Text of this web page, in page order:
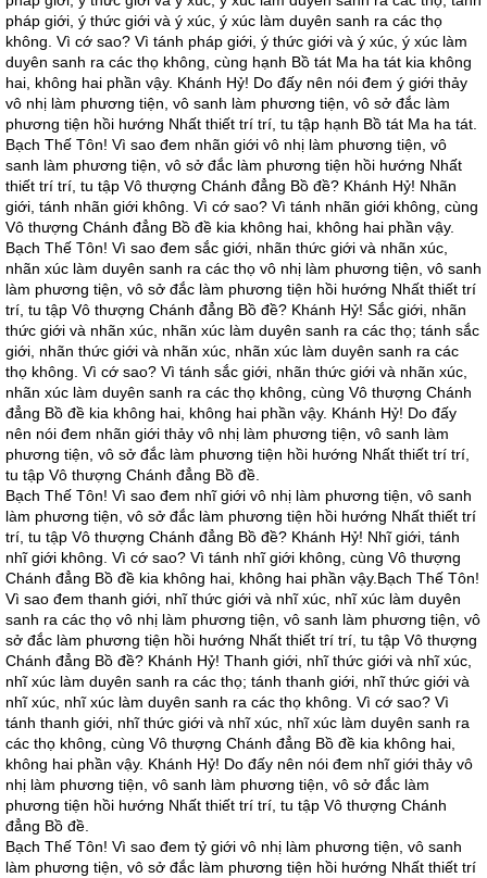
pháp giới, ý thức giới và ý xúc, ý xúc làm duyên sanh ra các thọ
không. Vì cớ sao? Vì tánh pháp giới, ý thức giới và ý xúc, ý xúc làm
duyên sanh ra các thọ không, cùng hạnh Bồ tát Ma ha tát kia không
hai, không hai phần vậy. Khánh Hỷ! Do đấy nên nói đem ý giới thảy
vô nhị làm phương tiện, vô sanh làm phương tiện, vô sở đắc làm
phương tiện hồi hướng Nhất thiết trí trí, tu tập hạnh Bồ tát Ma ha tát.
Bạch Thế Tôn! Vì sao đem nhãn giới vô nhị làm phương tiện, vô
sanh làm phương tiện, vô sở đắc làm phương tiện hồi hướng Nhất
thiết trí trí, tu tập Vô thượng Chánh đẳng Bồ đề? Khánh Hỷ! Nhãn
giới, tánh nhãn giới không. Vì cớ sao? Vì tánh nhãn giới không, cùng
Vô thượng Chánh đẳng Bồ đề kia không hai, không hai phần vậy.
Bạch Thế Tôn! Vì sao đem sắc giới, nhãn thức giới và nhãn xúc,
nhãn xúc làm duyên sanh ra các thọ vô nhị làm phương tiện, vô sanh
làm phương tiện, vô sở đắc làm phương tiện hồi hướng Nhất thiết trí
trí, tu tập Vô thượng Chánh đẳng Bồ đề? Khánh Hỷ! Sắc giới, nhãn
thức giới và nhãn xúc, nhãn xúc làm duyên sanh ra các thọ; tánh sắc
giới, nhãn thức giới và nhãn xúc, nhãn xúc làm duyên sanh ra các
thọ không. Vì cớ sao? Vì tánh sắc giới, nhãn thức giới và nhãn xúc,
nhãn xúc làm duyên sanh ra các thọ không, cùng Vô thượng Chánh
đẳng Bồ đề kia không hai, không hai phần vậy. Khánh Hỷ! Do đấy
nên nói đem nhãn giới thảy vô nhị làm phương tiện, vô sanh làm
phương tiện, vô sở đắc làm phương tiện hồi hướng Nhất thiết trí trí,
tu tập Vô thượng Chánh đẳng Bồ đề.
Bạch Thế Tôn! Vì sao đem nhĩ giới vô nhị làm phương tiện, vô sanh
làm phương tiện, vô sở đắc làm phương tiện hồi hướng Nhất thiết trí
trí, tu tập Vô thượng Chánh đẳng Bồ đề? Khánh Hỷ! Nhĩ giới, tánh
nhĩ giới không. Vì cớ sao? Vì tánh nhĩ giới không, cùng Vô thượng
Chánh đẳng Bồ đề kia không hai, không hai phần vậy.Bạch Thế Tôn!
Vì sao đem thanh giới, nhĩ thức giới và nhĩ xúc, nhĩ xúc làm duyên
sanh ra các thọ vô nhị làm phương tiện, vô sanh làm phương tiện, vô
sở đắc làm phương tiện hồi hướng Nhất thiết trí trí, tu tập Vô thượng
Chánh đẳng Bồ đề? Khánh Hỷ! Thanh giới, nhĩ thức giới và nhĩ xúc,
nhĩ xúc làm duyên sanh ra các thọ; tánh thanh giới, nhĩ thức giới và
nhĩ xúc, nhĩ xúc làm duyên sanh ra các thọ không. Vì cớ sao? Vì
tánh thanh giới, nhĩ thức giới và nhĩ xúc, nhĩ xúc làm duyên sanh ra
các thọ không, cùng Vô thượng Chánh đẳng Bồ đề kia không hai,
không hai phần vậy. Khánh Hỷ! Do đấy nên nói đem nhĩ giới thảy vô
nhị làm phương tiện, vô sanh làm phương tiện, vô sở đắc làm
phương tiện hồi hướng Nhất thiết trí trí, tu tập Vô thượng Chánh
đẳng Bồ đề.
Bạch Thế Tôn! Vì sao đem tỷ giới vô nhị làm phương tiện, vô sanh
làm phương tiện, vô sở đắc làm phương tiện hồi hướng Nhất thiết trí